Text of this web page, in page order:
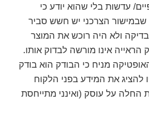
עדשות בלי שהוא יודע כי
שבמישור הצרכני יש חשש סביר
ולא היה רוכש את המוצר
הראייה אינו מורשה לבדוק אותו.
מניח כי הבודק הוא בודק
להציג את המידע בפני הלקוח
החלה על עוסק (ואינני מתייחסת